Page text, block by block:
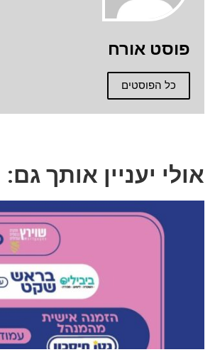
פוסט אורח
כל הפוסטים
אולי יעניין אותך גם: